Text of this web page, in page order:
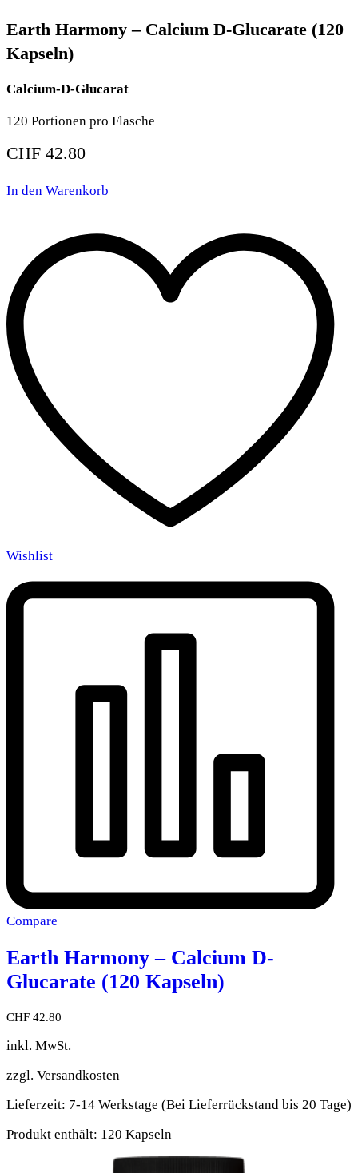
Earth Harmony – Calcium D-Glucarate (120
Kapseln)
Calcium-D-Glucarat
120 Portionen pro Flasche
CHF 42.80
In den Warenkorb
Wishlist
Compare
Earth Harmony – Calcium D-
Glucarate (120 Kapseln)
CHF 42.80
inkl. MwSt.
zzgl. Versandkosten
Lieferzeit: 7-14 Werkstage (Bei Lieferrückstand bis 20 Tage)
Produkt enthält: 120 Kapseln